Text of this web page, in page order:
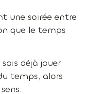
une soirée entre
que le temps
déjà jouer
temps, alors